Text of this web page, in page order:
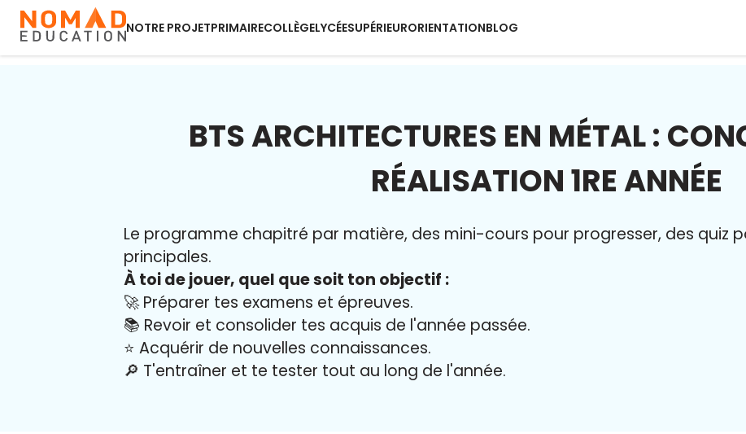
NOTRE PROJETPRIMAIRECOLLÈGELYCÉESUPÉRIEURORIENTATIONBLOG
BTS ARCHITECTURES EN MÉTAL :
RÉALISATION 1RE ANNÉE
Le programme chapitré par matière, des mini-cours pour progresser, des quiz
principales.
À toi de jouer, quel que soit ton objectif :
🚀 Préparer tes examens et épreuves.
📚 Revoir et consolider tes acquis de l'année passée.
⭐️ Acquérir de nouvelles connaissances.
🔎 T'entraîner et te tester tout au long de l'année.